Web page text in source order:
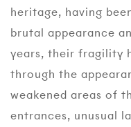
heritage, having
brutal appearance
years, their fragility
through the
weakened areas of
entrances, unusual